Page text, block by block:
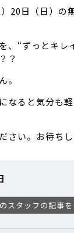
20日（日）の
、“ずっとキレ
？
。
なると気分も
さい。お待ち
スタッフの記事